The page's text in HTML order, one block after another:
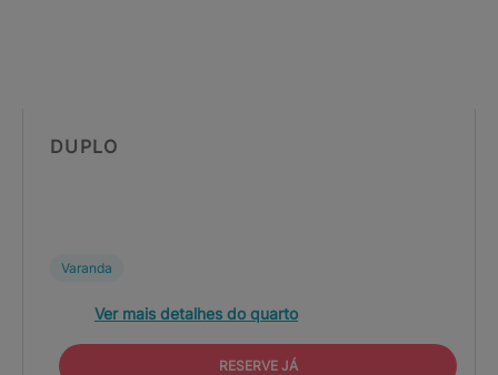
DUPLO
Varanda
Ver mais detalhes do quarto
RESERVE JÁ